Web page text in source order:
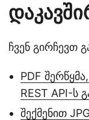
ჩვენ გირჩევთ
PDF
REST API-ს
შექმენით